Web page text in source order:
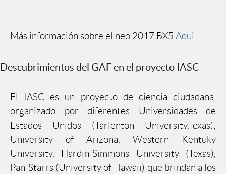
Más información sobre el neo 2017 BX5 Aqui
Descubrimientos del GAF en el proyecto IASC
El IASC es un proyecto de ciencia ciudadana,
organizado por diferentes Universidades de
Estados Unidos (Tarlenton University,Texas);
University of Arizona, Western Kentuky
University, Hardin-Simmons University (Texas),
Pan-Starrs (University of Hawaii) que brindan a los